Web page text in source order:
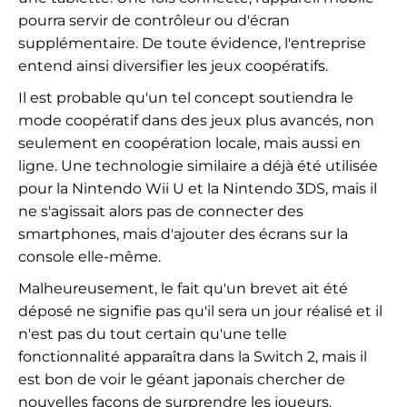
pourra servir de contrôleur ou d'écran
supplémentaire. De toute évidence, l'entreprise
entend ainsi diversifier les jeux coopératifs.
Il est probable qu'un tel concept soutiendra le
mode coopératif dans des jeux plus avancés, non
seulement en coopération locale, mais aussi en
ligne. Une technologie similaire a déjà été utilisée
pour la Nintendo Wii U et la Nintendo 3DS, mais il
ne s'agissait alors pas de connecter des
smartphones, mais d'ajouter des écrans sur la
console elle-même.
Malheureusement, le fait qu'un brevet ait été
déposé ne signifie pas qu'il sera un jour réalisé et il
n'est pas du tout certain qu'une telle
fonctionnalité apparaîtra dans la Switch 2, mais il
est bon de voir le géant japonais chercher de
nouvelles façons de surprendre les joueurs.